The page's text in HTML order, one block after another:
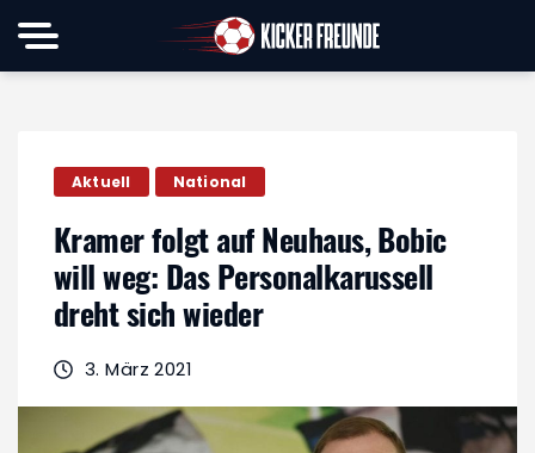
Aktuell National
Kramer folgt auf Neuhaus, Bobic
will weg: Das Personalkarussell
dreht sich wieder
3. März 2021